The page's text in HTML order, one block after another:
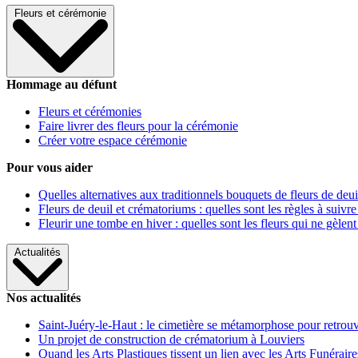
Fleurs et cérémonie
Hommage au défunt
Fleurs et cérémonies
Faire livrer des fleurs pour la cérémonie
Créer votre espace cérémonie
Pour vous aider
Quelles alternatives aux traditionnels bouquets de fleurs de
Fleurs de deuil et crématoriums : quelles sont les règles à
Fleurir une tombe en hiver : quelles sont les fleurs qui ne gèlent
Actualités
Nos actualités
Saint-Juéry-le-Haut : le cimetière se métamorphose pour
Un projet de construction de crématorium à Louviers
Quand les Arts Plastiques tissent un lien avec les Arts